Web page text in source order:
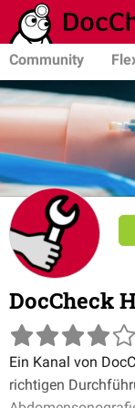
Community
DocCheck
Ein Kanal von
richtigen